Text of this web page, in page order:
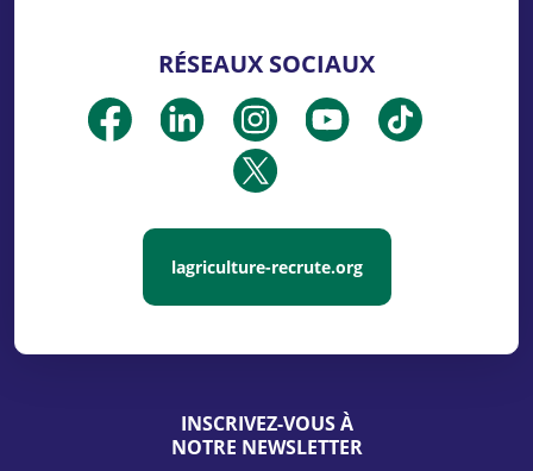
INSCRIVEZ-VOUS À
NOTRE NEWSLETTER
RÉSEAUX SOCIAUX
lagriculture-recrute.org